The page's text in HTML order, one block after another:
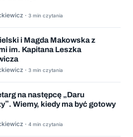
· 3 min czytania
i Magda Makowska z
im. Kapitana Leszka
· 3 min czytania
na następcę „Daru
Wiemy, kiedy ma być gotowy
· 4 min czytania